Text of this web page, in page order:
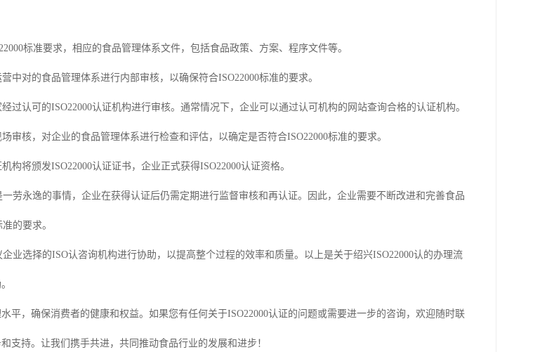
标准要求，相应的食品管理体系文件，包括食品政策、方案、程序文件等。
中对的食品管理体系进行内部审核，以确保符合ISO22000标准的要求。
过认可的ISO22000认证机构进行审核。通常情况下，企业可以通过认可机构的网站查询合格的认证机构。
审核，对企业的食品管理体系进行检查和评估，以确定是否符合ISO22000标准的要求。
构将颁发ISO22000认证证书，企业正式获得ISO22000认证资格。
一劳永逸的事情，企业在获得认证后仍需定期进行监督审核和再认证。因此，企业需要不断改进和完善食品
的要求。
业选择的ISO认咨询机构进行协助，以提高整个过程的效率和质量。以上是关于绍兴ISO22000认的办理流
平，确保消费者的健康和权益。如果您有任何关于ISO22000认证的问题或需要进一步的咨询，欢迎随时联
支持。让我们携手共进，共同推动食品行业的发展和进步！